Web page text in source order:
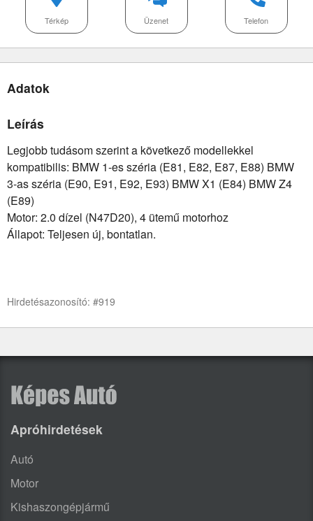
Telefon
Üzenet
Térkép
Adatok
Leírás
Legjobb tudásom szerint a következő modellekkel
kompatibilis: BMW 1-es széria (E81, E82, E87, E88) BMW
3-as széria (E90, E91, E92, E93) BMW X1 (E84) BMW Z4
(E89)
Motor: 2.0 dízel (N47D20), 4 ütemű motorhoz
Állapot: Teljesen új, bontatlan.
Hirdetésazonosító: #919
Apróhirdetések
Autó
Motor
Kishaszongépjármű